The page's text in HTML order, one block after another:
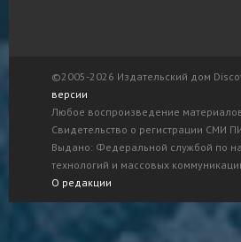
©2005-2026 Издательский дом
версии
Любое воспроизведение
Свидетельство о регистрации СМИ
Выдано: Федеральной службой по
технологий и массовых
О редакции